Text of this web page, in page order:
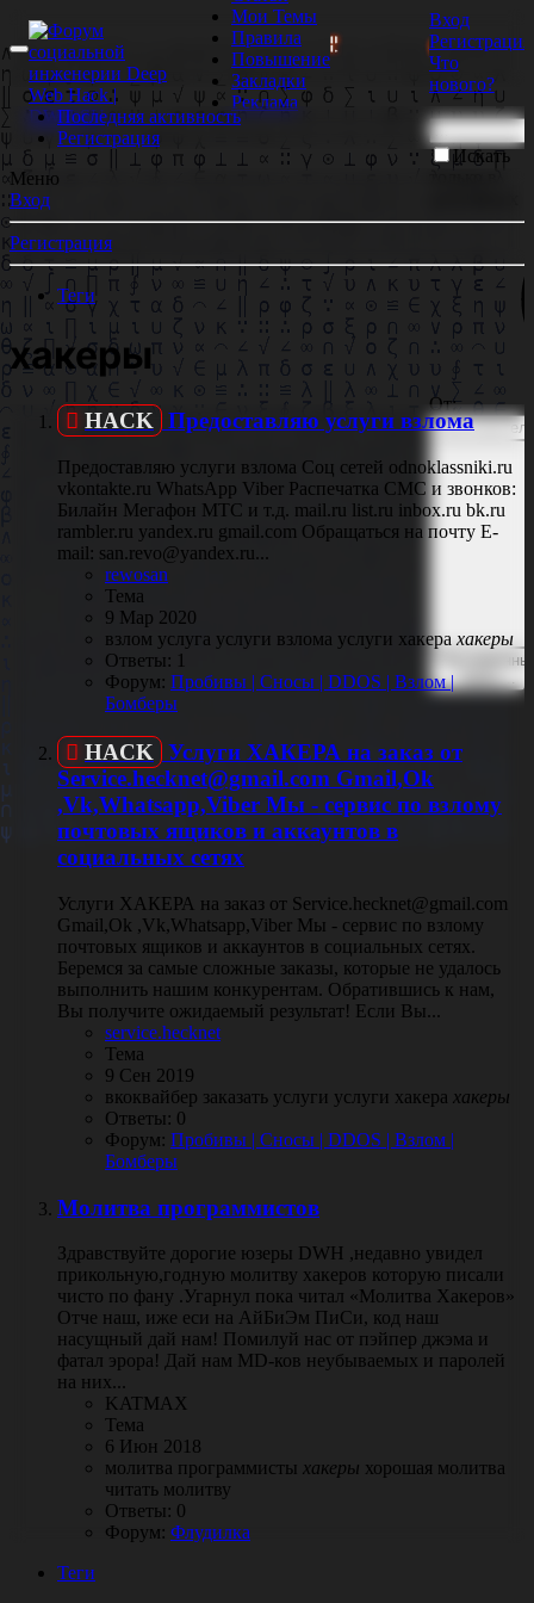
Мои Темы
Правила
Повышение
Закладки
Реклама
ОТРИСОВЩИКИ БОЛЬШЕ НЕ НУЖНЫ! 📹
Вход
Регистрация
Что
нового?
Искать
От:
Последняя активность
Регистрация
Меню
Вход
Регистрация
Теги
хакеры
HACK Предоставляю услуги взлома
Предоставляю услуги взлома Соц сетей odnoklassniki.ru
vkontakte.ru WhatsApp Viber Распечатка СМС и звонков:
Билайн Мегафон МТС и т.д. mail.ru list.ru inbox.ru bk.ru
rambler.ru yandex.ru gmail.com Обращаться на почту E-
mail: san.revo@yandex.ru...
rewosan
Тема
9 Мар 2020
взлом услуга услуги взлома услуги хакера хакеры
Ответы: 1
Форум: Пробивы | Сносы | DDOS | Взлом |
Бомберы
HACK Услуги ХАКЕРА на заказ от
Service.hecknet@gmail.com Gmail,Ok
,Vk,Whatsapp,Viber Мы - сервис по взлому
почтовых ящиков и аккаунтов в
социальных сетях
Услуги ХАКЕРА на заказ от Service.hecknet@gmail.com
Gmail,Ok ,Vk,Whatsapp,Viber Мы - сервис по взлому
почтовых ящиков и аккаунтов в социальных сетях.
Беремся за самые сложные заказы, которые не удалось
выполнить нашим конкурентам. Обратившись к нам,
Вы получите ожидаемый результат! Если Вы...
service.hecknet
Тема
9 Сен 2019
вкоквайбер заказать услуги услуги хакера хакеры
Ответы: 0
Форум: Пробивы | Сносы | DDOS | Взлом |
Бомберы
Молитва программистов
Здравствуйте дорогие юзеры DWH ,недавно увидел
прикольную,годную молитву хакеров которую писали
чисто по фану .Угарнул пока читал «Молитва Хакеров»
Отче наш, иже еси на АйБиЭм ПиСи, код наш
насущный дай нам! Помилуй нас от пэйпер джэма и
фатал эрора! Дай нам MD-ков неубываемых и паролей
на них...
KATMAX
Тема
6 Июн 2018
молитва программисты хакеры хорошая молитва
читать молитву
Ответы: 0
Форум: Флудилка
Теги